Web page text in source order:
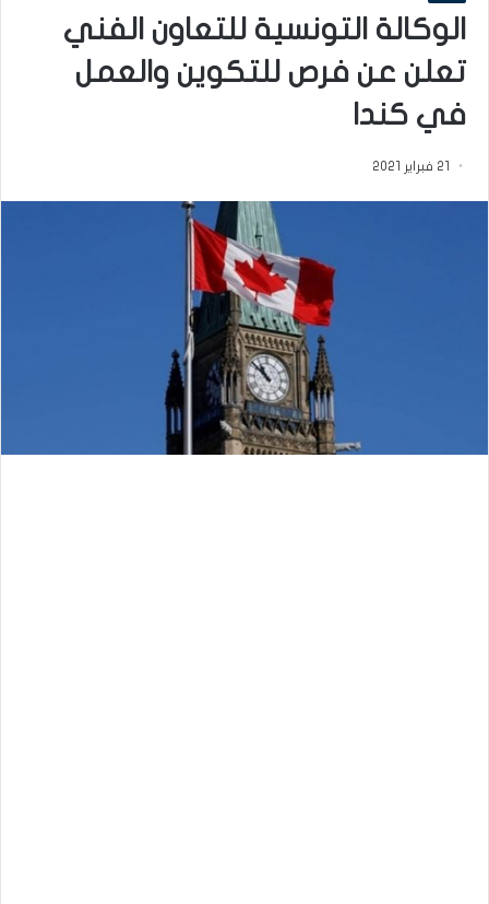
الوكالة التونسية للتعاون الفني
تعلن عن فرص للتكوين والعمل
في كندا
21 فبراير 2021